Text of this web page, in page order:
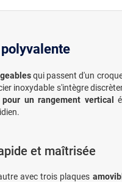
qui passent d'un
inoxydable s'intègre
un rangement vertical
et maîtrisée
avec trois plaques